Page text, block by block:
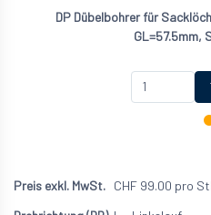
DP Dübelbohrer für
GL=57.5mm,
CHF 99.00 pro